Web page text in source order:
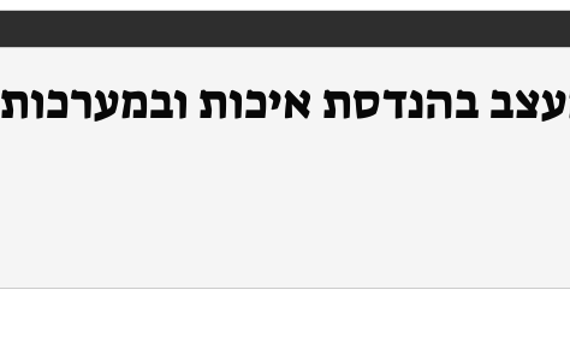
בהנדסת איכות ובמערכות